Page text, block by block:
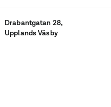
Drabantgatan 28,
Upplands Väsby